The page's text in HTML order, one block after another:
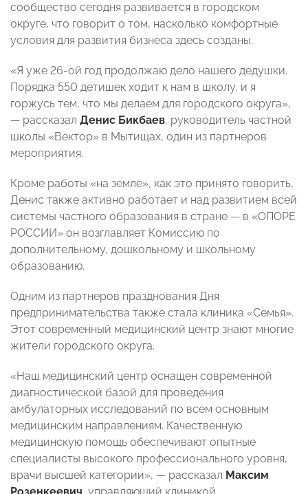
сообщество сегодня развивается в городском
округе, что говорит о том, насколько комфортные
условия для развития бизнеса здесь созданы.
«Я уже 26-ой год продолжаю дело нашего дедушки.
Порядка 550 детишек ходит к нам в школу, и я
горжусь тем, что мы делаем для городского округа»,
— рассказал Денис Бикбаев, руководитель частной
школы «Вектор» в Мытищах, один из партнеров
мероприятия.
Кроме работы «на земле», как это принято говорить,
Денис также активно работает и над развитием всей
системы частного образования в стране — в «ОПОРЕ
РОССИИ» он возглавляет Комиссию по
дополнительному, дошкольному и школьному
образованию.
Одним из партнеров празднования Дня
предпринимательства также стала клиника «Семья».
Этот современный медицинский центр знают многие
жители городского округа.
«Наш медицинский центр оснащен современной
диагностической базой для проведения
амбулаторных исследований по всем основным
медицинским направлениям. Качественную
медицинскую помощь обеспечивают опытные
специалисты высокого профессионального уровня,
врачи высшей категории», — рассказал Максим